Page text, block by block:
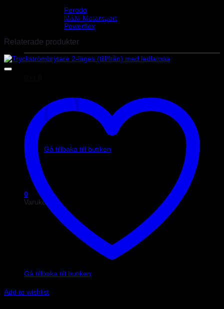
Ferodo
M&M Motorsport
Powerflex
Sparco
Inga produkter i varukorgen.
Gå tillbaka till butiken
0
Varukorg
Inga produkter i varukorgen.
Gå tillbaka till butiken
Endast inloggade kunder som har köpt denna produkt får lämna en
Relaterade produkter
Add to wishlist